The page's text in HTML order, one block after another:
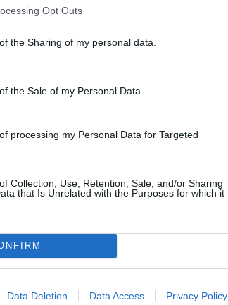
Opt Outs
the Sharing of my personal data.
the Sale of my Personal Data.
processing my Personal Data for Targeted
Collection, Use, Retention, Sale, and/or Sharing
that Is Unrelated with the Purposes for which it
Data Deletion Data Access Privacy Policy
un don !
LinkedInEmail
27 février 2021 - 11 h 41 min